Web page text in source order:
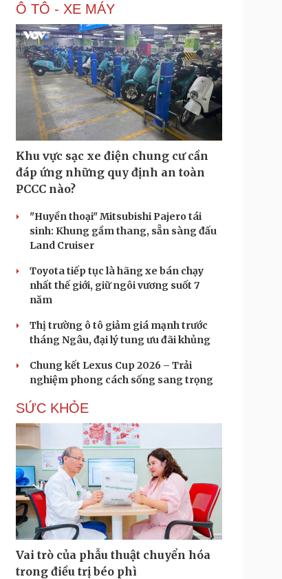
Ô TÔ - XE MÁY
Khu vực sạc xe điện chung cư cần
đáp ứng những quy định an toàn
PCCC nào?
"Huyền thoại" Mitsubishi Pajero tái
sinh: Khung gầm thang, sẵn sàng đấu
Land Cruiser
Toyota tiếp tục là hãng xe bán chạy
nhất thế giới, giữ ngôi vương suốt 7
năm
Thị trường ô tô giảm giá mạnh trước
tháng Ngâu, đại lý tung ưu đãi khủng
Chung kết Lexus Cup 2026 – Trải
nghiệm phong cách sống sang trọng
SỨC KHỎE
Vai trò của phẫu thuật chuyển hóa
trong điều trị béo phì